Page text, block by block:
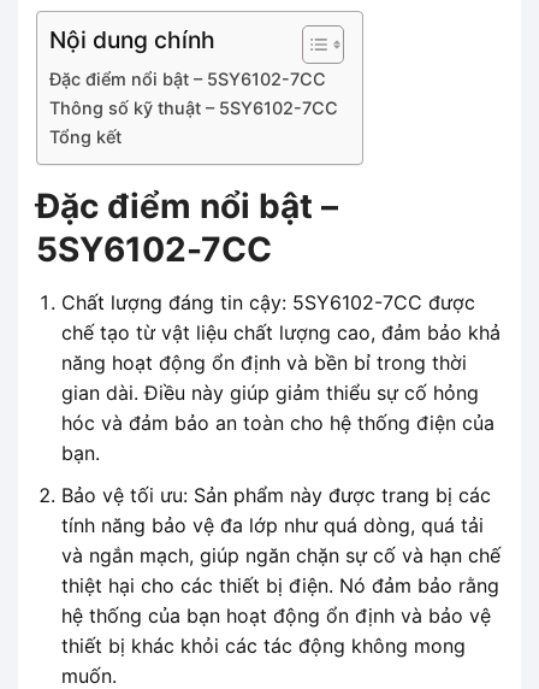
Nội dung chính
Đặc điểm nổi bật – 5SY6102-7CC
Thông số kỹ thuật – 5SY6102-7CC
Tổng kết
Đặc điểm nổi bật –
5SY6102-7CC
Chất lượng đáng tin cậy: 5SY6102-7CC được
chế tạo từ vật liệu chất lượng cao, đảm bảo khả
năng hoạt động ổn định và bền bỉ trong thời
gian dài. Điều này giúp giảm thiểu sự cố hỏng
hóc và đảm bảo an toàn cho hệ thống điện của
bạn.
Bảo vệ tối ưu: Sản phẩm này được trang bị các
tính năng bảo vệ đa lớp như quá dòng, quá tải
và ngắn mạch, giúp ngăn chặn sự cố và hạn chế
thiệt hại cho các thiết bị điện. Nó đảm bảo rằng
hệ thống của bạn hoạt động ổn định và bảo vệ
thiết bị khác khỏi các tác động không mong
muốn.